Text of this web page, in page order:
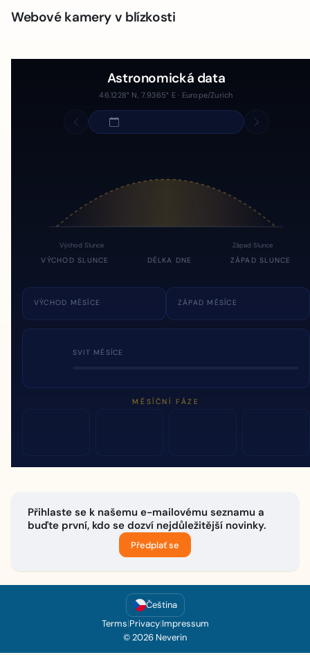
Webové kamery v blízkosti
Astronomická data
46.1228° N, 7.9365° E · Europe/Zurich
Východ Slunce Západ Slunce
VÝCHOD SLUNCE DÉLKA DNE ZÁPAD SLUNCE
VÝCHOD MĚSÍCE ZÁPAD MĚSÍCE
SVIT MĚSÍCE
MĚSÍČNÍ FÁZE
Přihlaste se k našemu e-mailovému seznamu a
buďte první, kdo se dozví nejdůležitější novinky.
Předplať se
Čeština
Terms|Privacy|Impressum
© 2026 Neverin